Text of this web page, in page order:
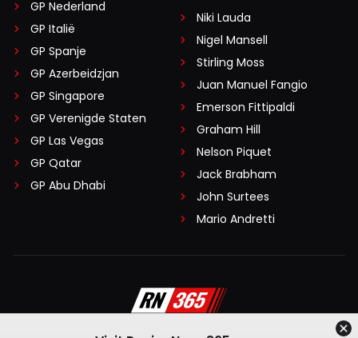
GP Nederland
GP Italië
GP Spanje
GP Azerbeidzjan
GP Singapore
GP Verenigde Staten
GP Las Vegas
GP Qatar
GP Abu Dhabi
Niki Lauda
Nigel Mansell
Stirling Moss
Juan Manuel Fangio
Emerson Fittipaldi
Graham Hill
Nelson Piquet
Jack Brabham
John Surtees
Mario Andretti